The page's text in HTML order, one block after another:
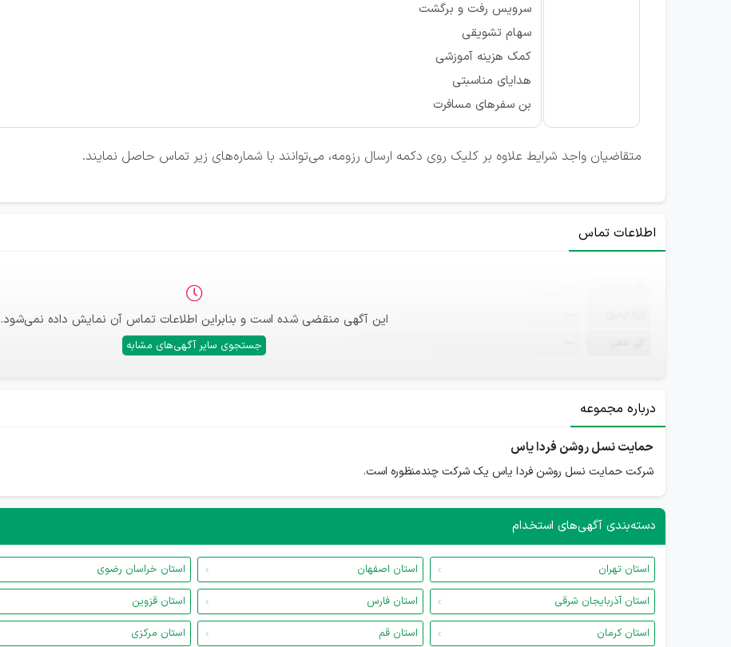
سرویس رفت و برگشت
سهام تشویقی
کمک هزینه آموزشی
هدایای مناسبتی
بن سفرهای مسافرت
متقاضیان واجد شرایط علاوه بر کلیک روی دکمه ارسال رزومه، می‌توانند با شماره‌های زیر تماس حاصل نمایند.
اطلاعات تماس
این آگهی منقضی شده است و بنابراین اطلاعات تماس آن نمایش داده نمی‌شود.
جستجوی سایر آگهی‌های مشابه
درباره مجموعه
حمایت نسل روشن فردا یاس
شرکت حمایت نسل روشن فردا یاس یک شرکت چندمنظوره است.
دسته‌بندی آگهی‌های استخدام
استان تهران استان اصفهان استان خراسان رضوی
استان آذربایجان شرقی
استان فارس استان قزوین
استان کرمان
استان قم استان مرکزی